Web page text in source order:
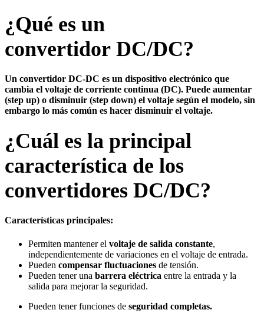
¿Qué es un
convertidor DC/DC?
Un convertidor DC-DC es un dispositivo electrónico que
cambia el voltaje de corriente continua (DC). Puede aumentar
(step up) o disminuir (step down) el voltaje según el modelo, sin
embargo lo más común es hacer disminuir el voltaje.
¿Cuál es la principal
característica de los
convertidores DC/DC?
Características principales:
Permiten mantener el voltaje de salida constante,
independientemente de variaciones en el voltaje de entrada.
Pueden compensar fluctuaciones de tensión.
Pueden tener una barrera eléctrica entre la entrada y la
salida para mejorar la seguridad.
Pueden tener funciones de seguridad completas.